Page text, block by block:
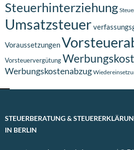
Steuerhinterziehung
Umsatzsteuer
Voraussetzungen
Vorsteuervergütung
Werbungskostenabzug
STEUERBERATUNG &
IN BERLIN